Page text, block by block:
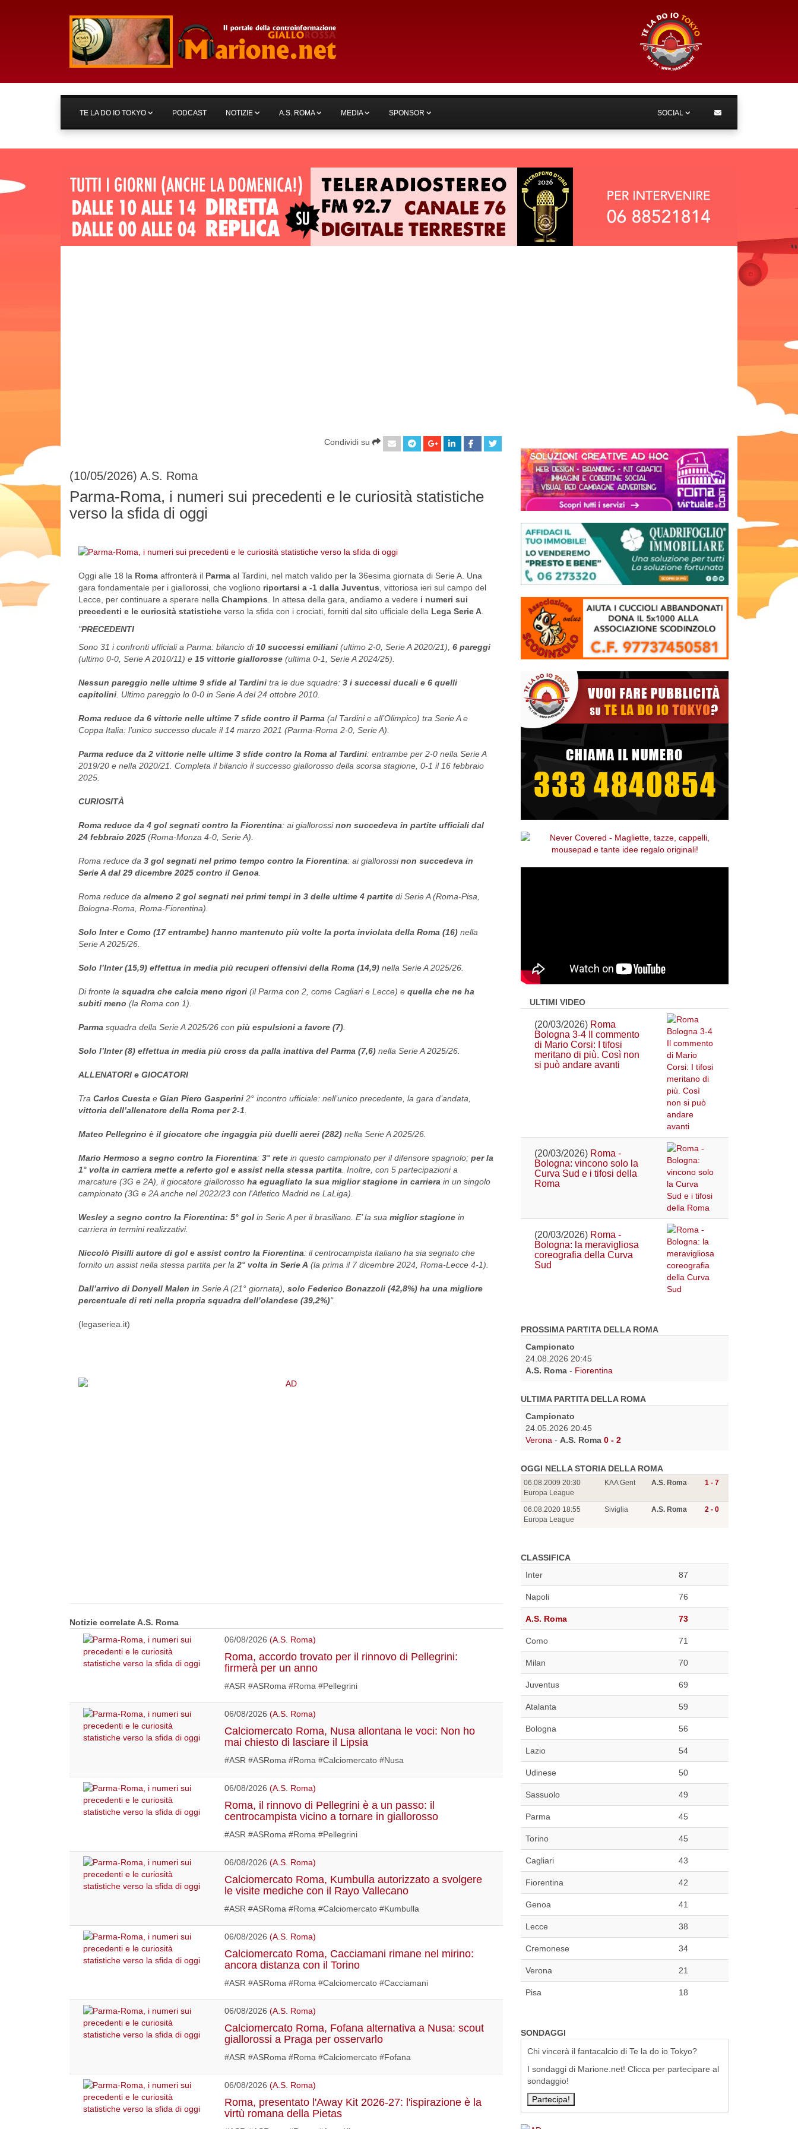
TE LA DO IO TOKYO PODCAST NOTIZIE A.S. ROMA MEDIA SPONSOR SOCIAL
Condividi su
(10/05/2026) A.S. Roma
Parma-Roma, i numeri sui precedenti e le curiosità statistiche
verso la sfida di oggi
Oggi alle 18 la Roma affronterà il Parma al Tardini, nel match valido per la 36esima giornata di Serie A. Una
gara fondamentale per i giallorossi, che vogliono riportarsi a -1 dalla Juventus , vittoriosa ieri sul campo del
Lecce, per continuare a sperare nella Champions . In attesa della gara, andiamo a vedere i numeri sui
precedenti e le curiosità statistiche verso la sfida con i crociati, forniti dal sito ufficiale della Lega Serie A
"PRECEDENTI
Sono 31 i confronti ufficiali a Parma: bilancio di10 successi emiliani (ultimo 2-0, Serie A 2020/21), 6 pareggi
(ultimo 0-0, Serie A 2010/11) e 15 vittorie giallorosse (ultima 0-1, Serie A 2024/25).
Nessun pareggio nelle ultime 9 sfide al Tardini tra le due squadre: 3 i successi ducali e 6 quelli
capitolini . Ultimo pareggio lo 0-0 in Serie A del 24 ottobre 2010.
Roma reduce da 6 vittorie nelle ultime 7 sfide contro il Parma (al Tardini e all’Olimpico) tra Serie A e
Coppa Italia: l’unico successo ducale il 14 marzo 2021 (Parma-Roma 2-0, Serie A).
Parma reduce da 2 vittorie nelle ultime 3 sfide contro la Roma al Tardini: entrambe per 2-0 nella Serie A
2019/20 e nella 2020/21. Completa il bilancio il successo giallorosso della scorsa stagione, 0-1 il 16 febbraio
2025.
CURIOSITÀ
Roma reduce da 4 gol segnati contro la Fiorentina: ai giallorossinon succedeva in partite ufficiali dal
24 febbraio 2025 (Roma-Monza 4-0, Serie A).
Roma reduce da 3 gol segnati nel primo tempo contro la Fiorentina: ai giallorossinon succedeva in
Serie A dal 29 dicembre 2025 contro il Genoa
Roma reduce da almeno 2 gol segnati nei primi tempi in 3 delle ultime 4 partite di Serie A (Roma-Pisa,
Bologna-Roma, Roma-Fiorentina).
Solo Inter e Como (17 entrambe) hanno mantenuto più volte la porta inviolata della Roma (16) nella
Serie A 2025/26.
Solo l’Inter (15,9) effettua in media più recuperi offensivi della Roma (14,9) nella Serie A 2025/26.
Di fronte la squadra che calcia meno rigori (il Parma con 2, come Cagliari e Lecce) e quella che ne ha
subiti meno (la Roma con 1).
Parma squadra della Serie A 2025/26 con più espulsioni a favore (7)
Solo l’Inter (8) effettua in media più cross da palla inattiva del Parma (7,6) nella Serie A 2025/26.
ALLENATORI e GIOCATORI
Tra Carlos Cuesta e Gian Piero Gasperini 2° incontro ufficiale: nell’unico precedente, la gara d’andata,
vittoria dell’allenatore della Roma per 2-1
Mateo Pellegrino è il giocatore che ingaggia più duelli aerei (282) nella Serie A 2025/26.
Mario Hermoso a segno contro la Fiorentina: 3° rete in questo campionato per il difensore spagnolo; per la
1° volta in carriera mette a referto gol e assist nella stessa partita . Inoltre, con 5 partecipazioni a
marcature (3G e 2A), il giocatore giallorosso ha eguagliato la sua miglior stagione in carriera in un singolo
campionato (3G e 2A anche nel 2022/23 con l'Atletico Madrid ne LaLiga).
Wesley a segno contro la Fiorentina: 5° gol in Serie A per il brasiliano. E’ la sua miglior stagione in
carriera in termini realizzativi.
Niccolò Pisilli autore di gol e assist contro la Fiorentina: il centrocampista italiano ha sia segnato che
fornito un assist nella stessa partita per la 2° volta in Serie A (la prima il 7 dicembre 2024, Roma-Lecce 4-1).
Dall’arrivo di Donyell Malen in Serie A (21° giornata), solo Federico Bonazzoli (42,8%) ha una migliore
percentuale di reti nella propria squadra dell’olandese (39,2%)".
(legaseriea.it)
Notizie correlate A.S. Roma
06/08/2026 (A.S. Roma)
Roma, accordo trovato per il rinnovo di Pellegrini:
firmerà per un anno
#ASR #ASRoma #Roma #Pellegrini
06/08/2026 (A.S. Roma)
Calciomercato Roma, Nusa allontana le voci: Non ho
mai chiesto di lasciare il Lipsia
#ASR #ASRoma #Roma #Calciomercato #Nusa
06/08/2026 (A.S. Roma)
Roma, il rinnovo di Pellegrini è a un passo: il
centrocampista vicino a tornare in giallorosso
#ASR #ASRoma #Roma #Pellegrini
06/08/2026 (A.S. Roma)
Calciomercato Roma, Kumbulla autorizzato a svolgere
le visite mediche con il Rayo Vallecano
#ASR #ASRoma #Roma #Calciomercato #Kumbulla
06/08/2026 (A.S. Roma)
Calciomercato Roma, Cacciamani rimane nel mirino:
ancora distanza con il Torino
#ASR #ASRoma #Roma #Calciomercato #Cacciamani
06/08/2026 (A.S. Roma)
Calciomercato Roma, Fofana alternativa a Nusa: scout
giallorossi a Praga per osservarlo
#ASR #ASRoma #Roma #Calciomercato #Fofana
06/08/2026 (A.S. Roma)
Roma, presentato l'Away Kit 2026-27: l'ispirazione è la
virtù romana della Pietas
ULTIMI VIDEO
(20/03/2026) Roma
Bologna 3-4 Il commento
di Mario Corsi: I tifosi
meritano di più. Così non
si può andare avanti
(20/03/2026) Roma -
Bologna: vincono solo la
Curva Sud e i tifosi della
Roma
(20/03/2026) Roma -
Bologna: la meravigliosa
coreografia della Curva
Sud
PROSSIMA PARTITA DELLA ROMA
Campionato
24.08.2026 20:45
A.S. Roma - Fiorentina
ULTIMA PARTITA DELLA ROMA
Campionato
24.05.2026 20:45
Verona - A.S. Roma 0 - 2
OGGI NELLA STORIA DELLA ROMA
06.08.2009 20:30
Europa League
KAA Gent A.S. Roma 1 - 7
06.08.2020 18:55
Europa League
Siviglia A.S. Roma 2 - 0
CLASSIFICA
Inter
87
Napoli 76
A.S. Roma 73
Como 71
Milan 70
Juventus 69
Atalanta 59
Bologna 56
Lazio 54
Udinese 50
Sassuolo 49
Parma 45
Torino 45
Cagliari 43
Fiorentina 42
Genoa 41
Lecce 38
Cremonese 34
Verona 21
Pisa 18
SONDAGGI
Chi vincerà il fantacalcio di Te la do io Tokyo?
I sondaggi di Marione.net! Clicca per partecipare al
sondaggio!